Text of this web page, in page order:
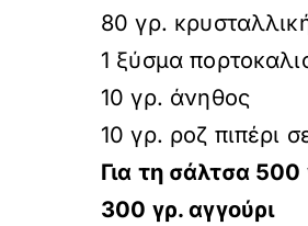
80 γρ.
1 ξύσμα
10 γρ. άνηθος
10 γρ. ροζ πιπέρι
Για τη σάλτσα 500
300 γρ. αγγούρι